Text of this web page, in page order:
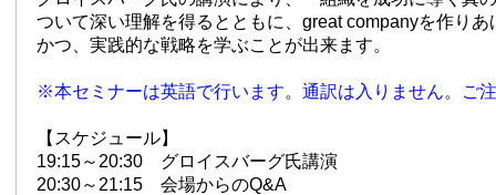
ついて深い理解を得るとともに、great companyを作りあ
かつ、実践的な戦略を学ぶことが出来ます。
※本セミナーは英語で行います。通訳は入りません。ご
【スケジュール】
19:15～20:30 グロイスバーグ氏講演
20:30～21:15 会場からのQ&A